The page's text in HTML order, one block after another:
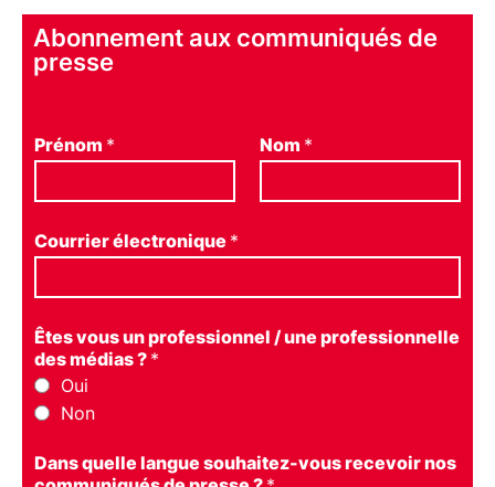
Abonnement aux communiqués de
presse
Prénom * Nom *
Courrier électronique *
Êtes vous un professionnel / une professionnelle
des médias ? *
Oui
Non
Dans quelle langue souhaitez-vous recevoir nos